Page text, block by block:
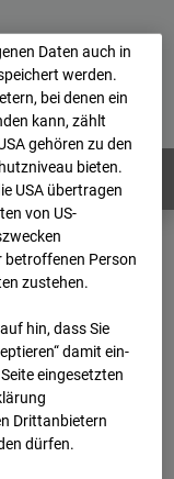
Cam8
Archiv
Daten auch in
werden.
bei denen ein
kann, zählt
gehören zu den
bieten.
USA übertragen
von US-
betroffenen Person
zustehen.
hin, dass Sie
damit ein­
eingesetzten
Drittanbietern
dürfen.